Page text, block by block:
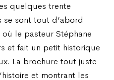
quelques trente
se sont tout d’abord
le pasteur Stéphane
et fait un petit historique
La brochure tout juste
et montrant les